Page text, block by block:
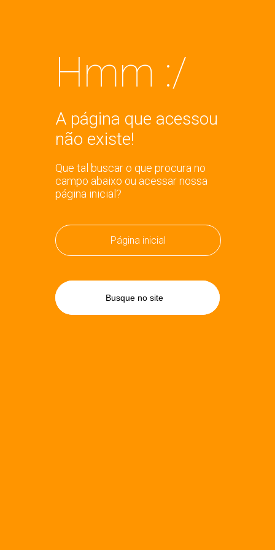
Hmm :/
A página que acessou
não existe!
Que tal buscar o que procura no
campo abaixo ou acessar nossa
página inicial?
Página inicial